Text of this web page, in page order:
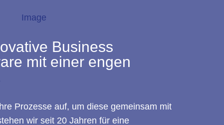
Business
mit einer engen
Prozesse auf, um diese gemeinsam mit
wir seit 20 Jahren für eine